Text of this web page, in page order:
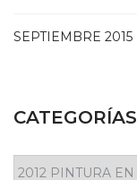
SEPTIEMBRE 2015
CATEGORÍAS